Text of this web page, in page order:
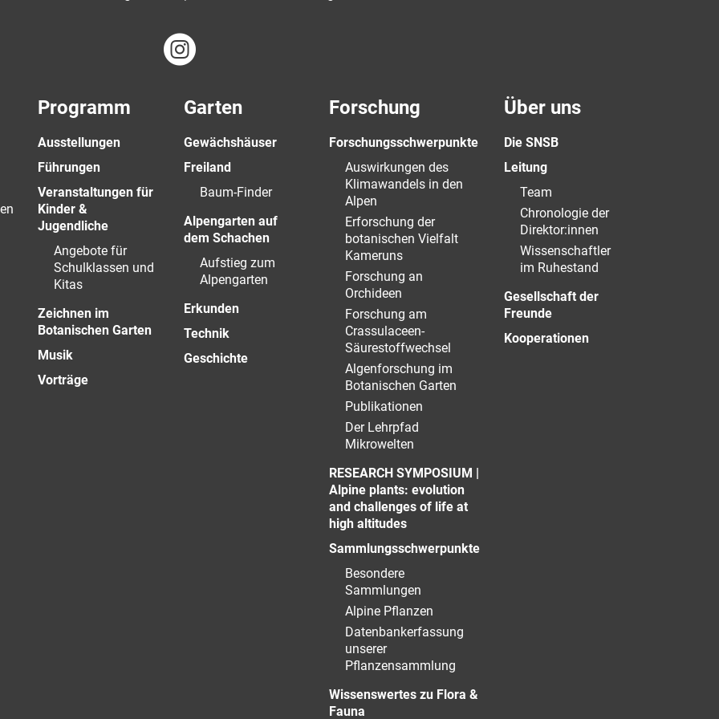
Programm
Ausstellungen
Führungen
Veranstaltungen für
Kinder &
Jugendliche
Angebote für
Schulklassen und
Kitas
Zeichnen im
Botanischen Garten
Musik
Vorträge
Garten
Gewächshäuser
Freiland
Baum-Finder
Alpengarten auf
dem Schachen
Aufstieg zum
Alpengarten
Erkunden
Technik
Geschichte
Forschung
Forschungsschwerpunkte
Auswirkungen des
Klimawandels in den
Alpen
Erforschung der
botanischen Vielfalt
Kameruns
Forschung an
Orchideen
Forschung am
Crassulaceen-
Säurestoffwechsel
Algenforschung im
Botanischen Garten
Publikationen
Der Lehrpfad
Mikrowelten
RESEARCH SYMPOSIUM |
Alpine plants: evolution
and challenges of life at
high altitudes
Sammlungsschwerpunkte
Besondere
Sammlungen
Alpine Pflanzen
Datenbankerfassung
unserer
Pflanzensammlung
Wissenswertes zu Flora &
Fauna
Über uns
Die SNSB
Leitung
Team
Chronologie der
Direktor:innen
Wissenschaftler
im Ruhestand
Gesellschaft der
Freunde
Kooperationen